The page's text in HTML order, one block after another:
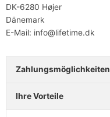
DK-6280 Højer
Dänemark
E-Mail: info@lifetime.dk
Zahlungsmöglichkeiten
Ihre Vorteile